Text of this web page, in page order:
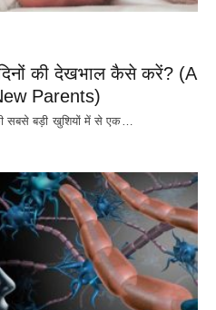
की देखभाल कैसे करें? (A
Parents)
सबसे बड़ी खुशियों में से एक…